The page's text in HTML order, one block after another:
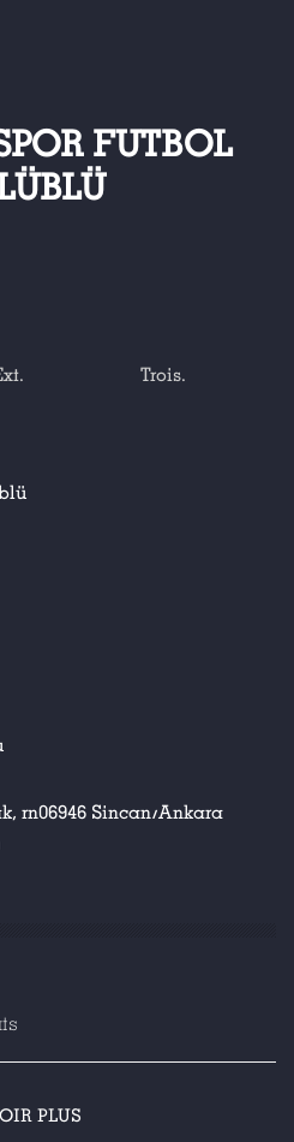
FUTBOL
Trois.
rn06946 Sincan/Ankara
PLUS